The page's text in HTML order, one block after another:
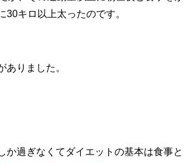
キロ以上太ったのです。
りました。
か過ぎなくてダイエットの基本は食事と